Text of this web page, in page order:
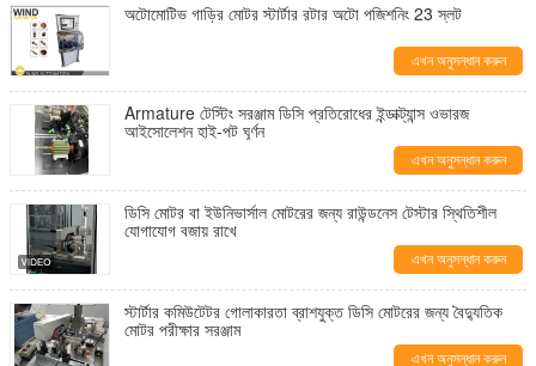
অটোমোটিভ গাড়ির মোটর স্টার্টার রটার অটো পজিশনিং 23 স্লট
এখন অনুসন্ধান করুন
Armature টেস্টিং সরঞ্জাম ডিসি প্রতিরোধের ইন্ডাক্ট্যান্স ওভারজ
আইসোলেশন হাই-পট ঘূর্ণন
এখন অনুসন্ধান করুন
ডিসি মোটর বা ইউনিভার্সাল মোটরের জন্য রাউন্ডনেস টেস্টার স্থিতিশীল
যোগাযোগ বজায় রাখে
এখন অনুসন্ধান করুন
স্টার্টার কমিউটেটর গোলাকারতা ব্রাশযুক্ত ডিসি মোটরের জন্য বৈদ্যুতিক
মোটর পরীক্ষার সরঞ্জাম
এখন অনুসন্ধান করুন